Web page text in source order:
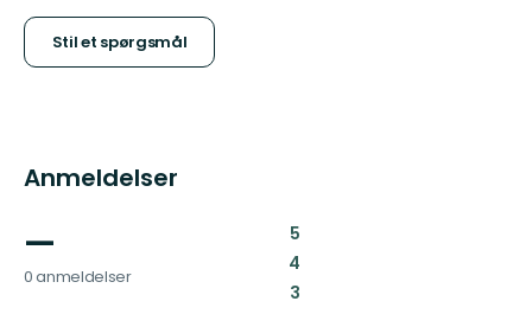
Stil et spørgsmål
Anmeldelser
—
0 anmeldelser
5:
4:
3: